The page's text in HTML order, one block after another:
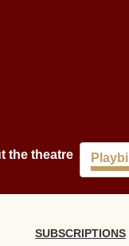
the theatre Playbill
SUBSCRIPTIONS